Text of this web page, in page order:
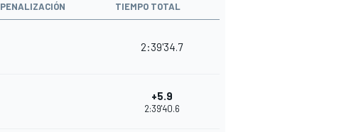
PENALIZACIÓN TIEMPO TOTAL
2:39'34.7
+5.9
2:39'40.6